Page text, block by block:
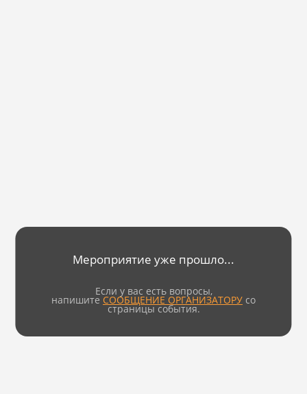
Мероприятие уже прошло...
Если у вас есть вопросы,
напишите СООБЩЕНИЕ ОРГАНИЗАТОРУ со
страницы события.